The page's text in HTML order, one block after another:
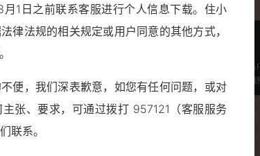
1日之前联系客服进行个人信息下载。住小
律法规的相关规定或用户同意的其他方式，
便，我们深表歉意，如您有任何问题，或对
张、要求，可通过拨打 957121（客服服务
联系。